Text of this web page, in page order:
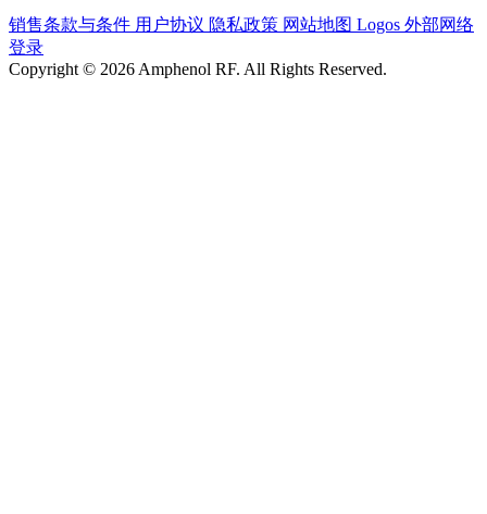
销售条款与条件 用户协议 隐私政策 网站地图 Logos 外部网络
登录
Copyright © 2026 Amphenol RF. All Rights Reserved.